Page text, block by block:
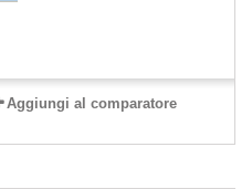
Aggiungi al comparatore